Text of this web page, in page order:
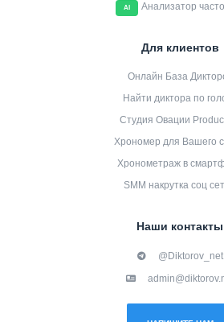
AI Анализатор
Для клиентов
Онлайн База
Найти диктора по
Студия Овации
Хрономер для Вашего
Хронометраж в
SMM накрутка соц
Наши контакты
@Diktorov_net